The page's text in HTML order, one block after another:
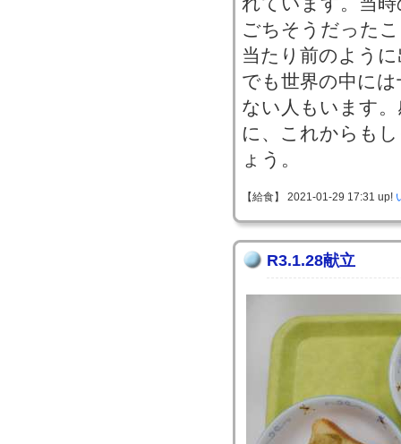
ごちそうだった
当たり前のよう
でも世界の中に
ない人もいます
に、これからも
ょう。
【給食】 2021-01-29 17:31 up!
R3.1.28献立